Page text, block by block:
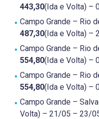
443,30(Ida e Volta) –
Campo Grande – Rio
487,30(Ida e Volta) –
Campo Grande – Rio
554,80(Ida e Volta) –
Campo Grande – Rio
554,80(Ida e Volta) –
Campo Grande –
Volta) – 21/05 – 23/